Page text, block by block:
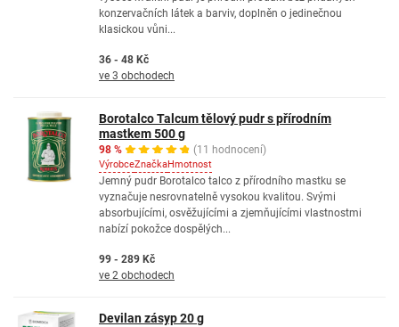
konzervačních látek a barviv, doplněn o jedinečnou
klasickou vůni...
36 - 48 Kč
ve 3 obchodech
Borotalco Talcum tělový pudr s přírodním
mastkem 500 g
98 % (11 hodnocení)
VýrobceZnačkaHmotnost
Jemný pudr Borotalco talco z přírodního mastku se
vyznačuje nesrovnatelně vysokou kvalitou. Svými
absorbujícími, osvěžujícími a zjemňujícími vlastnostmi
nabízí pokožce dospělých...
99 - 289 Kč
ve 2 obchodech
Devilan zásyp 20 g